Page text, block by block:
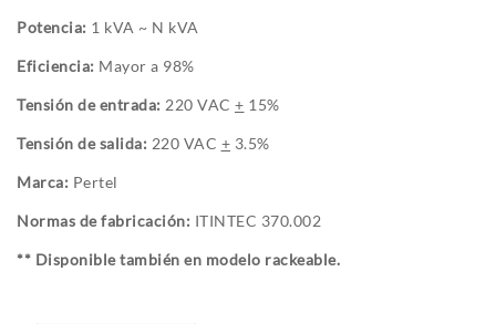
Potencia: 1 kVA ~ N kVA
Eficiencia: Mayor a 98%
Tensión de entrada: 220 VAC + 15%
Tensión de salida: 220 VAC + 3.5%
Marca: Pertel
Normas de fabricación: ITINTEC 370.002
** Disponible también en modelo rackeable.